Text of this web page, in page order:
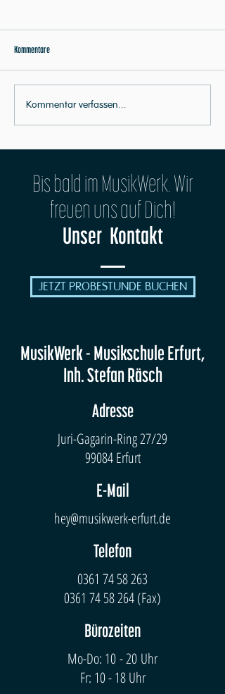
Kommentare
Kommentar verfassen...
Bis bald im MusikWerk. Wir
freuen uns auf Dich!
Unser Kontakt
JETZT PROBESTUNDE BUCHEN
MusikWerk - Musikschule Erfurt,
Inh. Stefan Räsch
Adresse
Juri-Gagarin-Ring 27/29
99084 Erfurt
E-Mail
hey@musikwerk-erfurt.de
Telefon
0361 74 58 263
0361 74 58 264(Fax)
Bürozeiten
Mo-Do: 10 - 20 Uhr
Fr: 10 - 18 Uhr